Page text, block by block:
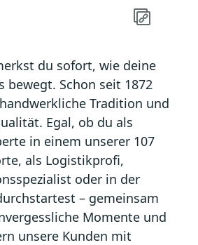
du sofort, wie deine
bewegt. Schon seit 1872
Tradition und
Egal, ob du als
in einem unserer 107
als Logistikprofi,
oder in der
– gemeinsam
Momente und
unsere Kunden mit